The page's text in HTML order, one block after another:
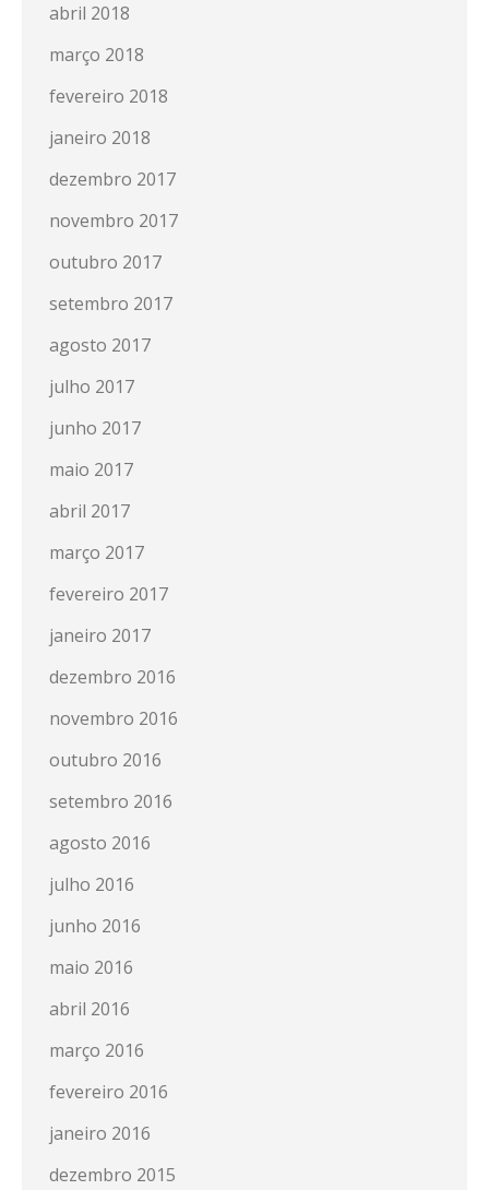
abril 2018
março 2018
fevereiro 2018
janeiro 2018
dezembro 2017
novembro 2017
outubro 2017
setembro 2017
agosto 2017
julho 2017
junho 2017
maio 2017
abril 2017
março 2017
fevereiro 2017
janeiro 2017
dezembro 2016
novembro 2016
outubro 2016
setembro 2016
agosto 2016
julho 2016
junho 2016
maio 2016
abril 2016
março 2016
fevereiro 2016
janeiro 2016
dezembro 2015